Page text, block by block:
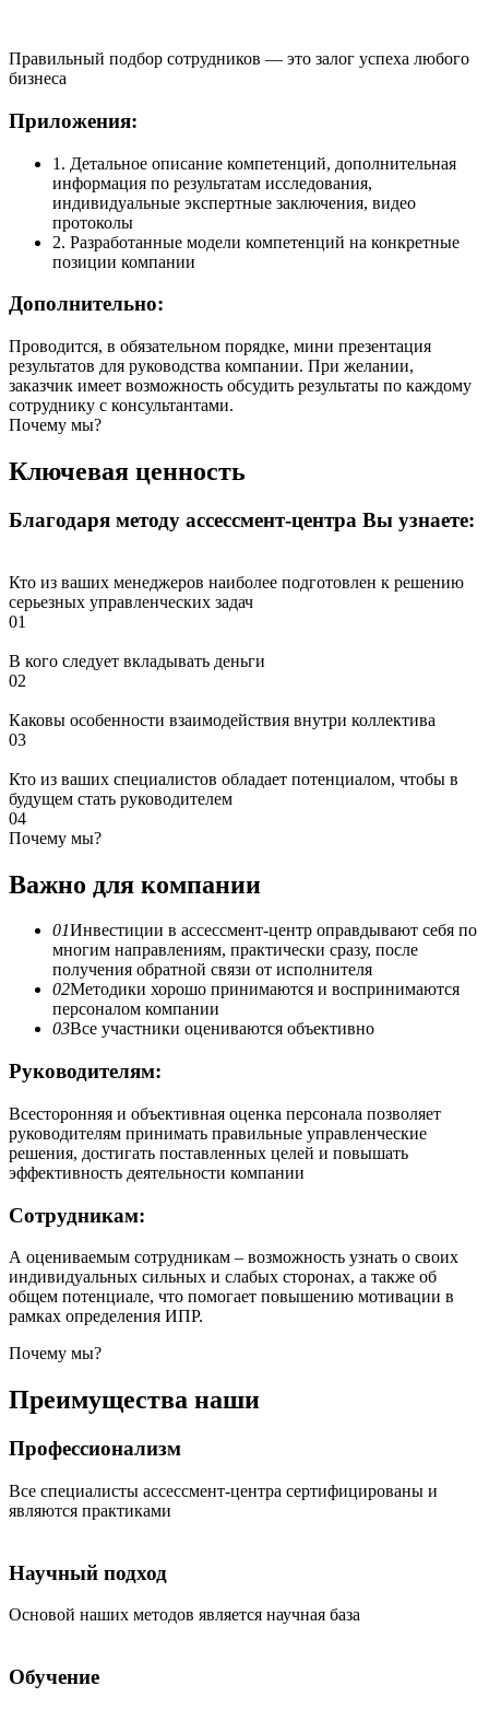
Правильный подбор сотрудников — это залог успеха любого
бизнеса
Приложения:
1. Детальное описание компетенций, дополнительная
информация по результатам исследования,
индивидуальные экспертные заключения, видео
протоколы
2. Разработанные модели компетенций на конкретные
позиции компании
Дополнительно:
Проводится, в обязательном порядке, мини презентация
результатов для руководства компании. При желании,
заказчик имеет возможность обсудить результаты по каждому
сотруднику с консультантами.
Почему мы?
Ключевая ценность
Благодаря методу ассессмент-центра Вы узнаете:
Кто из ваших менеджеров наиболее подготовлен к решению
серьезных управленческих задач
01
В кого следует вкладывать деньги
02
Каковы особенности взаимодействия внутри коллектива
03
Кто из ваших специалистов обладает потенциалом, чтобы в
будущем стать руководителем
04
Почему мы?
Важно для компании
01Инвестиции в ассессмент-центр оправдывают себя по
многим направлениям, практически сразу, после
получения обратной связи от исполнителя
02Методики хорошо принимаются и воспринимаются
персоналом компании
03Все участники оцениваются объективно
Руководителям:
Всесторонняя и объективная оценка персонала позволяет
руководителям принимать правильные управленческие
решения, достигать поставленных целей и повышать
эффективность деятельности компании
Сотрудникам:
А оцениваемым сотрудникам – возможность узнать о своих
индивидуальных сильных и слабых сторонах, а также об
общем потенциале, что помогает повышению мотивации в
рамках определения ИПР.
Почему мы?
Преимущества наши
Профессионализм
Все специалисты ассессмент-центра сертифицированы и
являются практиками
Научный подход
Основой наших методов является научная база
Обучение